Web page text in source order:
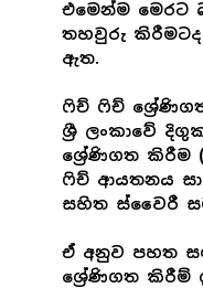
එමෙන්ම මෙරට
තහවුරු
ඇත.
ෆිච් ෆිච්
ශ්‍රී ලංකාවේ
ශ්‍රේණිගත කිරීම
ෆිච් ආයතනය
සහිත ස්වෛරී
ඒ අනුව පහත
ශ්‍රේණිගත කිරීම්